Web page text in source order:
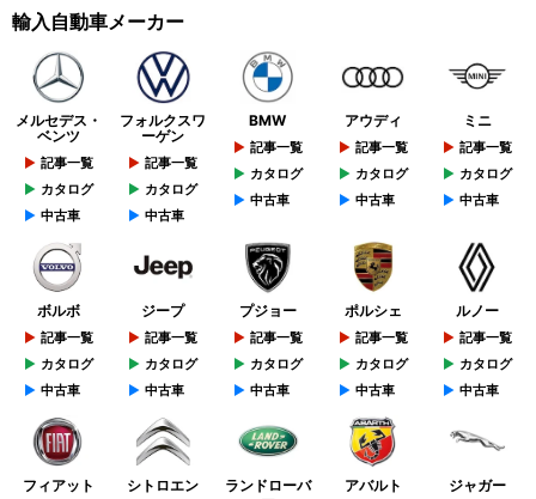
輸入自動車メーカー
メルセデス・
ベンツ
記事一覧
カタログ
中古車
フォルクスワ
ーゲン
記事一覧
カタログ
中古車
BMW
記事一覧
カタログ
中古車
アウディ
記事一覧
カタログ
中古車
ミニ
記事一覧
カタログ
中古車
ボルボ
記事一覧
カタログ
中古車
ジープ
記事一覧
カタログ
中古車
プジョー
記事一覧
カタログ
中古車
ポルシェ
記事一覧
カタログ
中古車
ルノー
記事一覧
カタログ
中古車
フィアット シトロエン
ランドローバ
アバルト ジャガー